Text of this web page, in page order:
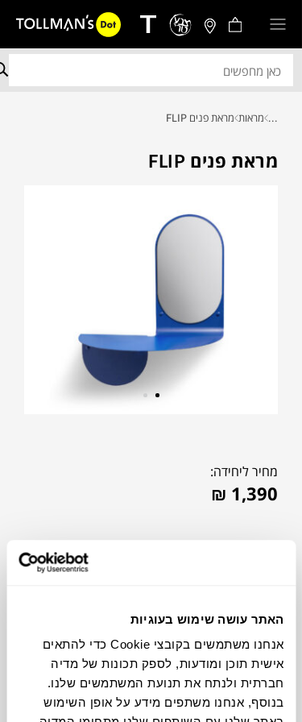
האתר עושה שימוש בעוגיות
אנחנו משתמשים בקובצי Cookie כדי להתאים
אישית תוכן ומודעות, לספק תכונות של מדיה
חברתית ולנתח את תנועת המשתמשים שלנו.
בנוסף, אנחנו משתפים מידע על אופן השימוש
... מראות מראת פנים FLIP
מראת פנים FLIP
מחיר ליחידה:
₪ 1,390
צבעים